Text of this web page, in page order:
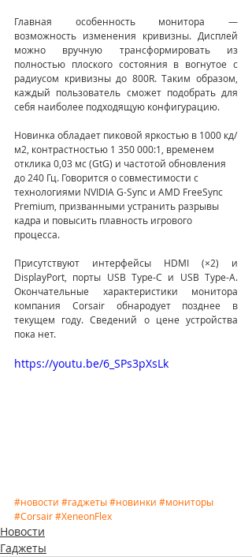
Главная особенность монитора —
возможность изменения кривизны. Дисплей
можно вручную трансформировать из
полностью плоского состояния в вогнутое с
радиусом кривизны до 800R. Таким образом,
каждый пользователь сможет подобрать для
себя наиболее подходящую конфигурацию.
Новинка обладает пиковой яркостью в 1000 кд/
м2, контрастностью 1 350 000:1, временем
отклика 0,03 мс (GtG) и частотой обновления
до 240 Гц. Говорится о совместимости с
технологиями NVIDIA G-Sync и AMD FreeSync
Premium, призванными устранить разрывы
кадра и повысить плавность игрового
процесса.
Присутствуют интерфейсы HDMI (×2) и
DisplayPort, порты USB Type-C и USB Type-A.
Окончательные характеристики монитора
компания Corsair обнародует позднее в
текущем году. Сведений о цене устройства
пока нет.
https://youtu.be/6_SPs3pXsLk
#новости #гаджеты#новинки #мониторы
#Corsair#XeneonFlex
Новости
Гаджеты